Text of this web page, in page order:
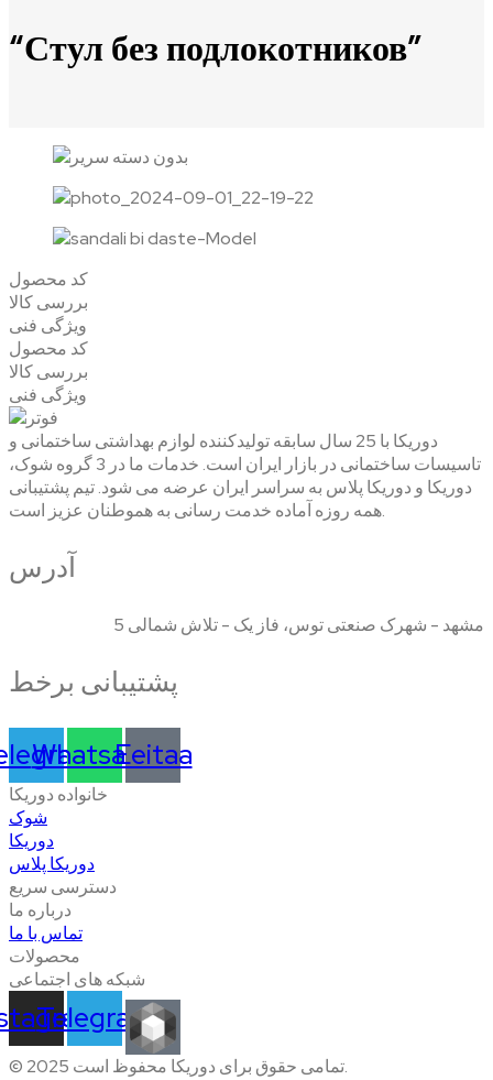
“Стул без подлокотников”
کد محصول
بررسی کالا
ویژگی فنی
کد محصول
بررسی کالا
ویژگی فنی
دوریکا با 25 سال سابقه تولیدکننده لوازم بهداشتی ساختمانی و
تاسیسات ساختمانی در بازار ایران است. خدمات ما در 3 گروه شوک،
دوریکا و دوریکا پلاس به سراسر ایران عرضه می شود. تیم پشتیبانی
همه روزه آماده خدمت رسانی به هموطنان عزیز است.
آدرس
مشهد - شهرک صنعتی توس، فاز یک - تلاش شمالی 5
پشتیبانی برخط
Whatsapp
Eeitaa
خانواده دوریکا
شوک
دوریکا
دوریکا پلاس
دسترسی سریع
درباره ما
تماس با ما
محصولات
شبکه های اجتماعی
Telegram
© 2025 تمامی حقوق برای دوریکا محفوظ است.